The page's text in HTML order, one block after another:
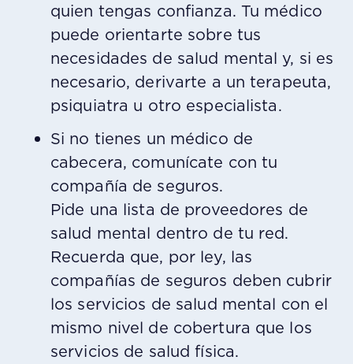
quien tengas confianza. Tu médico
puede orientarte sobre tus
necesidades de salud mental y, si es
necesario, derivarte a un terapeuta,
psiquiatra u otro especialista.
Si no tienes un médico de
cabecera, comunícate con tu
compañía de seguros.
Pide una lista de proveedores de
salud mental dentro de tu red.
Recuerda que, por ley, las
compañías de seguros deben cubrir
los servicios de salud mental con el
mismo nivel de cobertura que los
servicios de salud física.